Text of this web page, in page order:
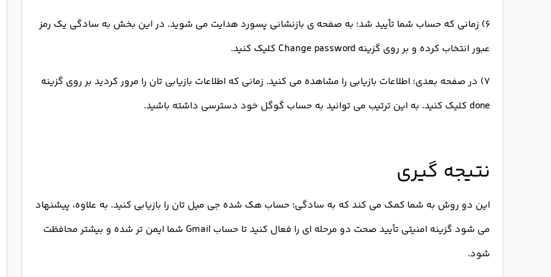
۶) زمانی که حساب شما تأیید شد؛ به صفحه ی بازنشانی پسورد هدایت می شوید. در این بخش به سادگی یک رمز
عبور انتخاب کرده و بر روی گزینه Change password کلیک کنید.
۷) در صفحه بعدی؛ اطلاعات بازیابی را مشاهده می کنید. زمانی که اطلاعات بازیابی تان را مرور کردید بر روی گزینه
done کلیک کنید. به این ترتیب می توانید به حساب گوگل خود دسترسی داشته باشید.
نتیجه گیری
این دو روش به شما کمک می کند که به سادگی؛ حساب هک شده جی میل تان را بازیابی کنید. به علاوه، پیشنهاد
می شود گزینه امنیتی تأیید صحت دو مرحله ای را فعال کنید تا حساب Gmail شما ایمن تر شده و بیشتر محافظت
شود.